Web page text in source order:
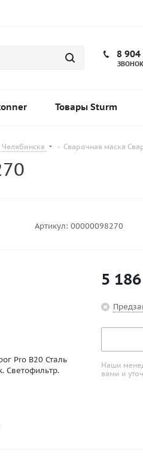
8 904
Товары Sturm
- Сварочная маска
Артикул: 00000098270
Pro B20 Сталь
Светофильтр.
5 186
Наши
вами и